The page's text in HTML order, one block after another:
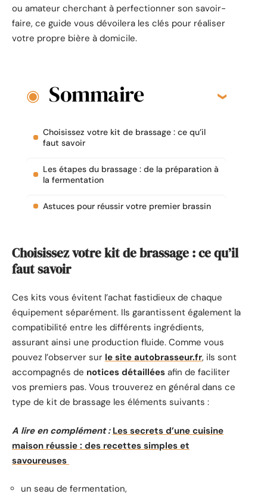
ou amateur cherchant à perfectionner son savoir-
faire, ce guide vous dévoilera les clés pour réaliser
votre propre bière à domicile.
Sommaire
Choisissez votre kit de brassage : ce qu’il
faut savoir
Les étapes du brassage : de la préparation à
la fermentation
Astuces pour réussir votre premier brassin
Choisissez votre kit de brassage : ce qu’il
faut savoir
Ces kits vous évitent l’achat fastidieux de chaque
équipement séparément. Ils garantissent également la
compatibilité entre les différents ingrédients,
assurant ainsi une production fluide. Comme vous
pouvez l’observer sur le site autobrasseur.fr, ils sont
accompagnés de notices détaillées afin de faciliter
vos premiers pas. Vous trouverez en général dans ce
type de kit de brassage les éléments suivants :
A lire en complément : Les secrets d’une cuisine
maison réussie : des recettes simples et
savoureuses
un seau de fermentation,